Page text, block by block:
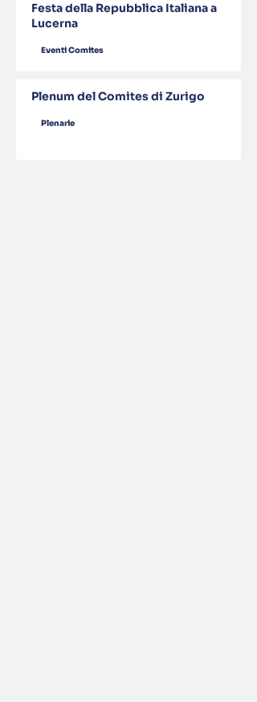
Festa della Repubblica Italiana a
Lucerna
Eventi Comites
Plenum del Comites di Zurigo
Plenarie